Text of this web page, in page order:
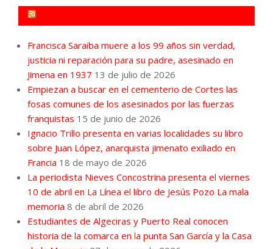
Francisca Saraiba muere a los 99 años sin verdad,
justicia ni reparación para su padre, asesinado en
Jimena en 1937 13 de julio de 2026
Empiezan a buscar en el cementerio de Cortes las
fosas comunes de los asesinados por las fuerzas
franquistas 15 de junio de 2026
Ignacio Trillo presenta en varias localidades su libro
sobre Juan López, anarquista jimenato exiliado en
Francia 18 de mayo de 2026
La periodista Nieves Concostrina presenta el viernes
10 de abril en La Línea el libro de Jesús Pozo La mala
memoria 8 de abril de 2026
Estudiantes de Algeciras y Puerto Real conocen
historia de la comarca en la punta San García y la Casa